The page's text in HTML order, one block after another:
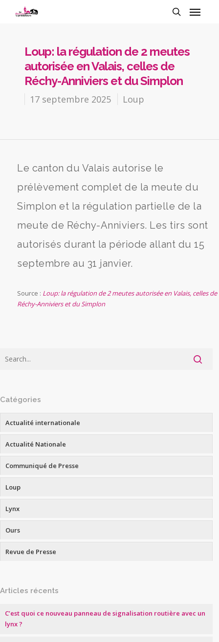
Loup: la régulation de 2 meutes
autorisée en Valais, celles de
Réchy-Anniviers et du Simplon
17 septembre 2025 Loup
Le canton du Valais autorise le
prélèvement complet de la meute du
Simplon et la régulation partielle de la
meute de Réchy-Anniviers. Les tirs sont
autorisés durant la période allant du 15
septembre au 31 janvier.
Source : Loup: la régulation de 2 meutes autorisée en Valais, celles de
Réchy-Anniviers et du Simplon
Catégories
Actualité internationale
Actualité Nationale
Communiqué de Presse
Loup
Lynx
Ours
Revue de Presse
Articles récents
C’est quoi ce nouveau panneau de signalisation routière avec un
lynx ?